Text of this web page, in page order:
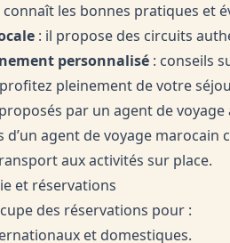
connaît les bonnes pratiques et
: il propose des circuits
personnalisé : conseils
pleinement de votre
par un agent de voyage
d’un agent de voyage
aux activités sur place.
et réservations
des réservations pour :
et domestiques.